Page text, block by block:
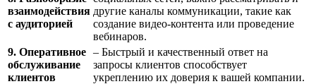
взаимодействия
с аудиторией
другие каналы коммуникации, такие как
создание видео-контента или проведение
вебинаров.
9. Оперативное
обслуживание
клиентов
– Быстрый и качественный ответ на
запросы клиентов способствует
укреплению их доверия к вашей компании.